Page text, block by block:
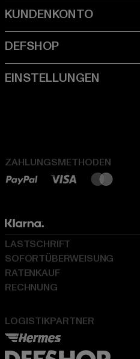
ZAHLUNGSMETHODEN
LOGISTIKPARTNER
LASTSCHRIFT
SOFORTÜBERWEISUNG
RATENKAUF
RECHNUNG